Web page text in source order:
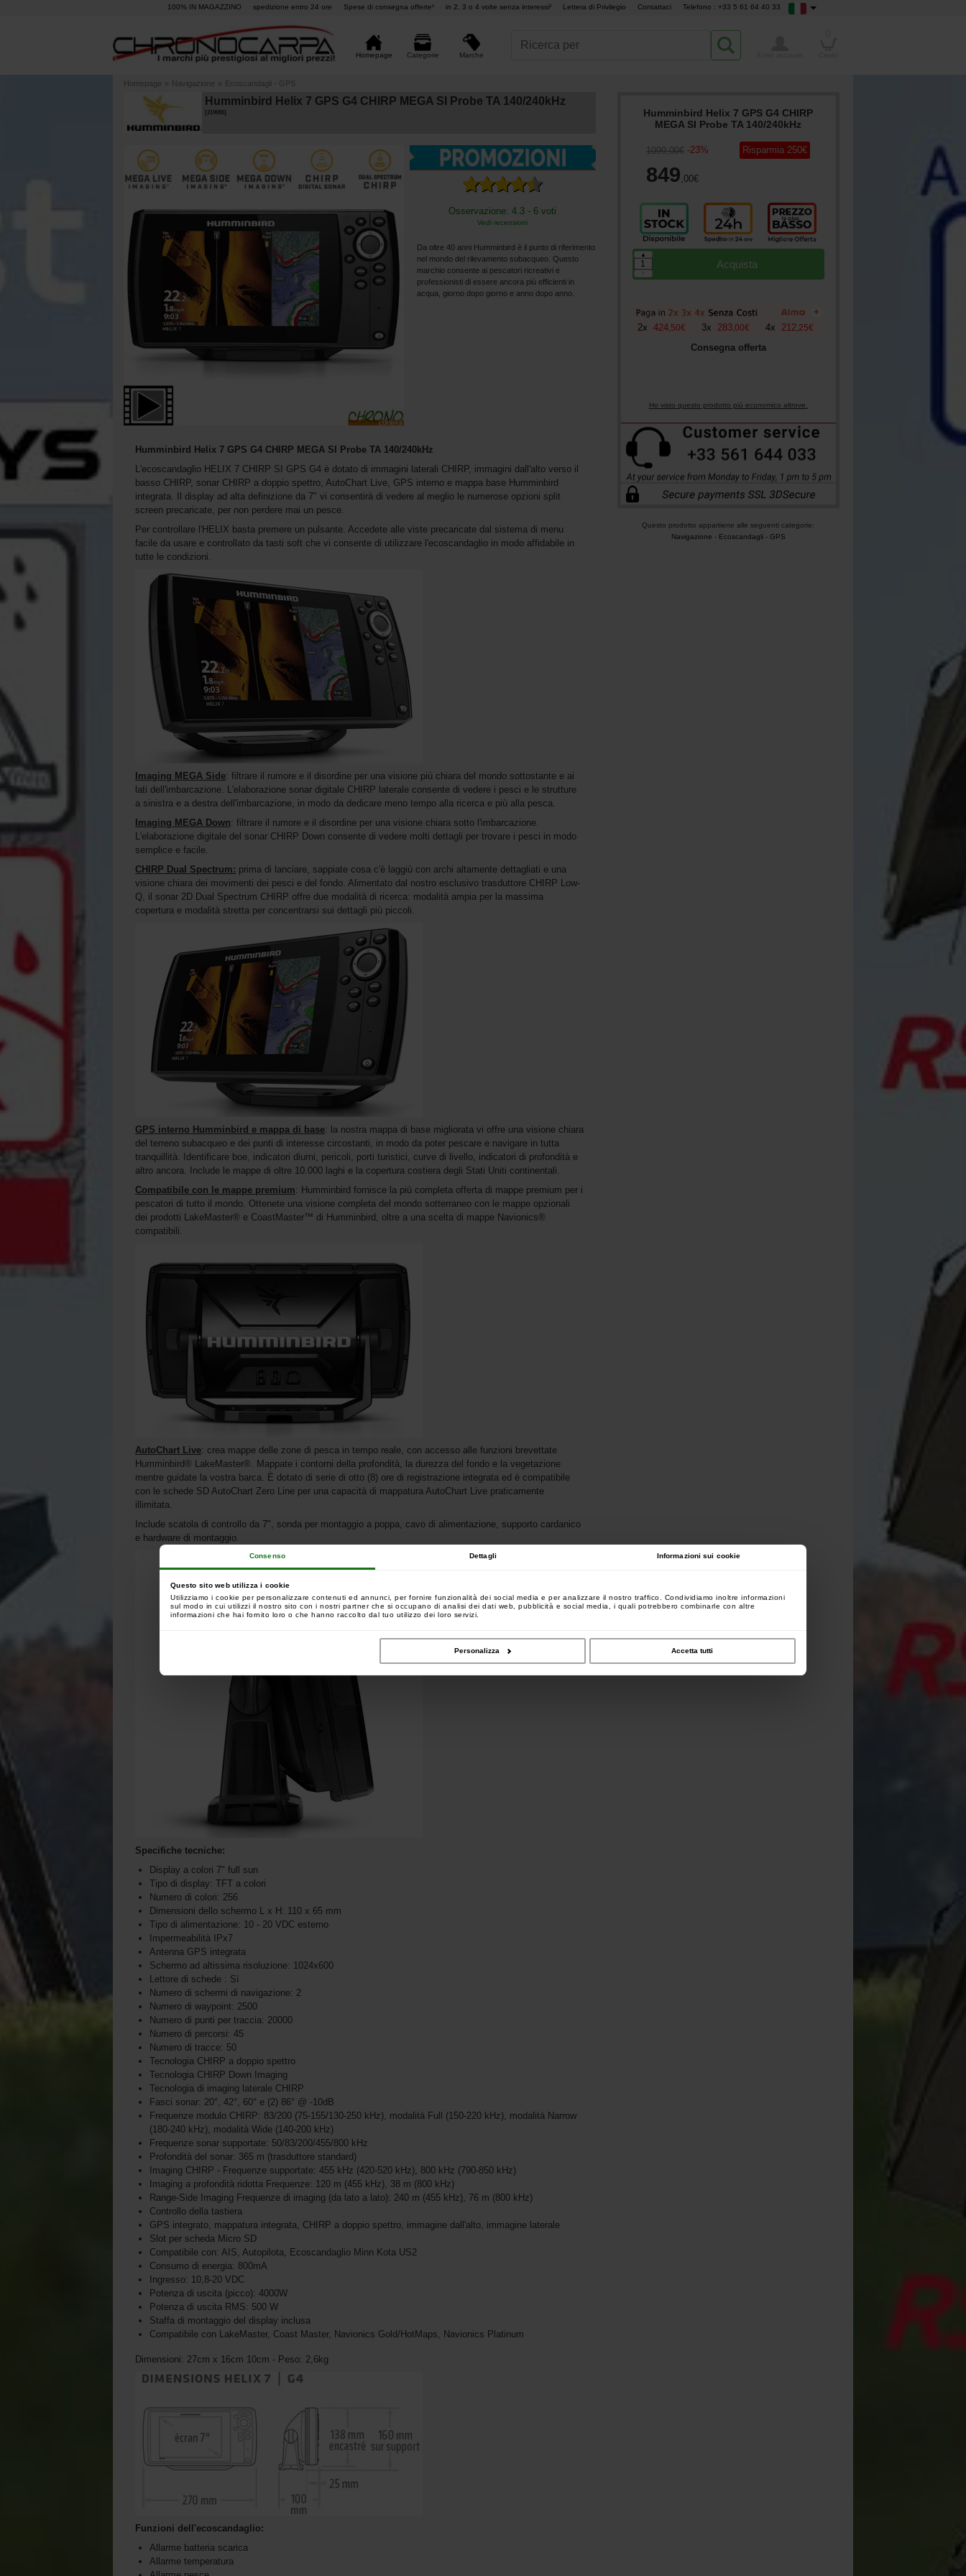
Consenso Dettagli Informazioni sui cookie
Questo sito web utilizza i cookie
Utilizziamo i cookie per personalizzare contenuti ed annunci, per fornire funzionalità dei social media e per analizzare il nostro traffico. Condividiamo inoltre informazioni
sul modo in cui utilizzi il nostro sito con i nostri partner che si occupano di analisi dei dati web, pubblicità e social media, i quali potrebbero combinarle con altre
informazioni che hai fornito loro o che hanno raccolto dal tuo utilizzo dei loro servizi.
Personalizza Accetta tutti
100% IN MAGAZZINO spedizione entro 24 ore Spese di consegna offerte¹ in 2, 3 o 4 volte senza interessi² Lettera di Privilegio Contattaci Telefono : +33 5 61 64 40 33
Homepage Categorie Marche
Homepage » Navigazione » Ecoscandagli - GPS
Humminbird Helix 7 GPS G4 CHIRP MEGA SI Probe TA 140/240kHz
219955]
Osservazione: 4.3 - 6 voti
Vedi recensioni
Da oltre 40 anni Humminbird è il punto di riferimento
nel mondo del rilevamento subacqueo. Questo
marchio consente ai pescatori ricreativi e
professionisti di essere ancora più efficienti in
acqua, giorno dopo giorno e anno dopo anno.
Humminbird Helix 7 GPS G4 CHIRP
MEGA SI Probe TA 140/240kHz
1099,00€ -23%
849,00€
Risparmia 250€
Acquista
▲
+
2x 424, 50€ 3x 283, 00€ 4x 212 25€
Consegna offerta
Ho visto questo prodotto più economico altrove.
Questo prodotto appartiene alle seguenti categorie:
Navigazione - Ecoscandagli - GPS
Humminbird Helix 7 GPS G4 CHIRP MEGA SI Probe TA 140/240kHz
L'ecoscandaglio HELIX 7 CHIRP SI GPS G4 è dotato di immagini laterali CHIRP, immagini dall'alto verso il
basso CHIRP, sonar CHIRP a doppio spettro, AutoChart Live, GPS interno e mappa base Humminbird
integrata. Il display ad alta definizione da 7" vi consentirà di vedere al meglio le numerose opzioni split
screen precaricate, per non perdere mai un pesce.
Per controllare l'HELIX basta premere un pulsante. Accedete alle viste precaricate dal sistema di menu
facile da usare e controllato da tasti soft che vi consente di utilizzare l'ecoscandaglio in modo affidabile in
tutte le condizioni.
Imaging MEGA Side: filtrare il rumore e il disordine per una visione più chiara del mondo sottostante e ai
lati dell'imbarcazione. L'elaborazione sonar digitale CHIRP laterale consente di vedere i pesci e le strutture
a sinistra e a destra dell'imbarcazione, in modo da dedicare meno tempo alla ricerca e più alla pesca.
Imaging MEGA Down: filtrare il rumore e il disordine per una visione chiara sotto l'imbarcazione.
L'elaborazione digitale del sonar CHIRP Down consente di vedere molti dettagli per trovare i pesci in modo
semplice e facile.
CHIRP Dual Spectrum: prima di lanciare, sappiate cosa c'è laggiù con archi altamente dettagliati e una
visione chiara dei movimenti dei pesci e del fondo. Alimentato dal nostro esclusivo trasduttore CHIRP Low-
Q, il sonar 2D Dual Spectrum CHIRP offre due modalità di ricerca: modalità ampia per la massima
copertura e modalità stretta per concentrarsi sui dettagli più piccoli.
GPS interno Humminbird e mappa di base: la nostra mappa di base migliorata vi offre una visione chiara
del terreno subacqueo e dei punti di interesse circostanti, in modo da poter pescare e navigare in tutta
tranquillità. Identificare boe, indicatori diurni, pericoli, porti turistici, curve di livello, indicatori di profondità e
altro ancora. Include le mappe di oltre 10.000 laghi e la copertura costiera degli Stati Uniti continentali.
Compatibile con le mappe premium: Humminbird fornisce la più completa offerta di mappe premium per i
pescatori di tutto il mondo. Ottenete una visione completa del mondo sotterraneo con le mappe opzionali
dei prodotti LakeMaster® e CoastMaster™ di Humminbird, oltre a una scelta di mappe Navionics®
compatibili.
AutoChart Live: crea mappe delle zone di pesca in tempo reale, con accesso alle funzioni brevettate
Humminbird® LakeMaster®. Mappate i contorni della profondità, la durezza del fondo e la vegetazione
mentre guidate la vostra barca. È dotato di serie di otto (8) ore di registrazione integrata ed è compatibile
con le schede SD AutoChart Zero Line per una capacità di mappatura AutoChart Live praticamente
illimitata.
Include scatola di controllo da 7", sonda per montaggio a poppa, cavo di alimentazione, supporto cardanico
e hardware di montaggio.
Specifiche tecniche:
Display a colori 7" full sun
Tipo di display: TFT a colori
Numero di colori: 256
Dimensioni dello schermo L x H: 110 x 65 mm
Tipo di alimentazione: 10 - 20 VDC esterno
Impermeabilità IPx7
Antenna GPS integrata
Schermo ad altissima risoluzione: 1024x600
Lettore di schede : Sì
Numero di schermi di navigazione: 2
Numero di waypoint: 2500
Numero di punti per traccia: 20000
Numero di percorsi: 45
Numero di tracce: 50
Tecnologia CHIRP a doppio spettro
Tecnologia CHIRP Down Imaging
Tecnologia di imaging laterale CHIRP
Fasci sonar: 20°, 42°, 60° e (2) 86° @ -10dB
Frequenze modulo CHIRP: 83/200 (75-155/130-250 kHz), modalità Full (150-220 kHz), modalità Narrow
(180-240 kHz), modalità Wide (140-200 kHz)
Frequenze sonar supportate: 50/83/200/455/800 kHz
Profondità del sonar: 365 m (trasduttore standard)
Imaging CHIRP - Frequenze supportate: 455 kHz (420-520 kHz), 800 kHz (790-850 kHz)
Imaging a profondità ridotta Frequenze: 120 m (455 kHz), 38 m (800 kHz)
Range-Side Imaging Frequenze di imaging (da lato a lato): 240 m (455 kHz), 76 m (800 kHz)
Controllo della tastiera
GPS integrato, mappatura integrata, CHIRP a doppio spettro, immagine dall'alto, immagine laterale
Slot per scheda Micro SD
Compatibile con: AIS, Autopilota, Ecoscandaglio Minn Kota US2
Consumo di energia: 800mA
Ingresso: 10,8-20 VDC
Potenza di uscita (picco): 4000W
Potenza di uscita RMS: 500 W
Staffa di montaggio del display inclusa
Compatibile con LakeMaster, Coast Master, Navionics Gold/HotMaps, Navionics Platinum
Dimensioni: 27cm x 16cm 10cm - Peso: 2,6kg
Funzioni dell'ecoscandaglio:
Allarme batteria scarica
Allarme temperatura